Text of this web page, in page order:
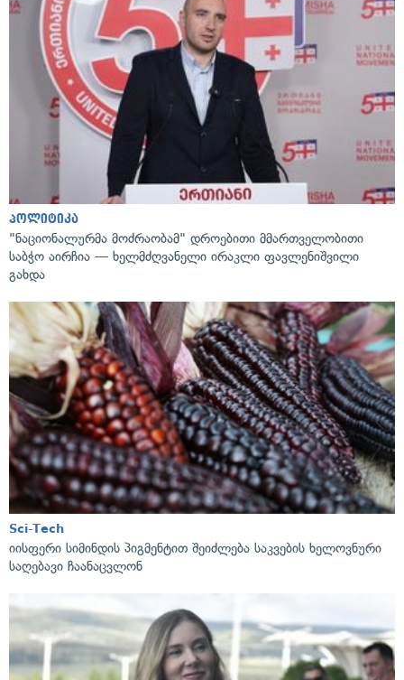
პოლიტიკა
"ნაციონალურმა მოძრაობამ" დროებითი მმართველობითი
საბჭო აირჩია — ხელმძღვანელი ირაკლი ფავლენიშვილი
გახდა
Sci-Tech
იისფერი სიმინდის პიგმენტით შეიძლება საკვების ხელოვნური
საღებავი ჩაანაცვლონ